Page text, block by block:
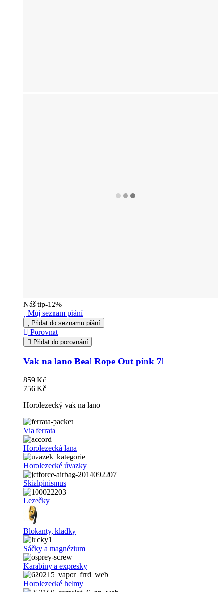
Náš tip-12%
Můj seznam přání
Přidat do seznamu přání
Porovnat
Přidat do porovnání
Vak na lano Beal Rope Out pink 7l
859 Kč
756 Kč
Horolezecký vak na lano
Via ferrata
Horolezecká lana
Horolezecké úvazky
Skialpinismus
Lezečky
Blokanty, kladky
Sáčky a magnézium
Karabiny a expresky
Horolezecké helmy